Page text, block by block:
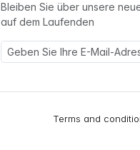
Bleiben Sie über unsere
auf dem Laufenden
Terms and